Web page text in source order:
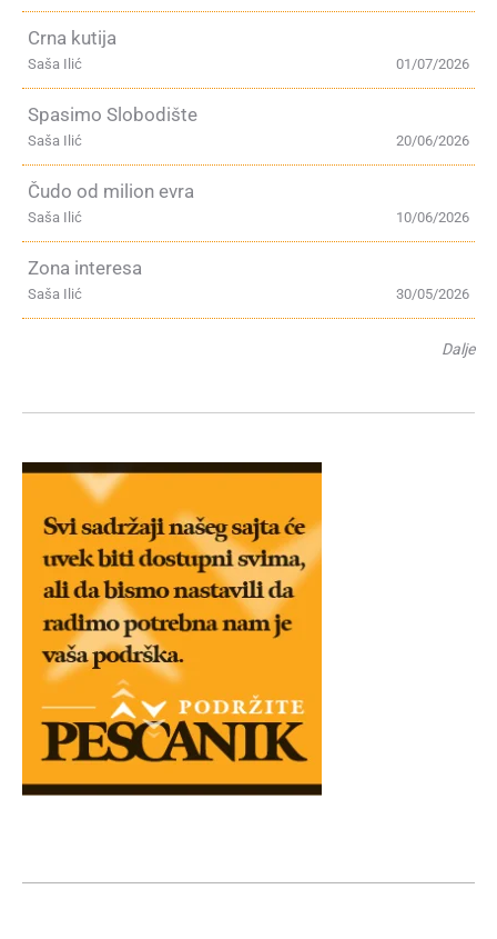
Crna kutija
01/07/2026
Saša Ilić
Spasimo Slobodište
20/06/2026
Saša Ilić
Čudo od milion evra
10/06/2026
Saša Ilić
Zona interesa
30/05/2026
Saša Ilić
Dalje